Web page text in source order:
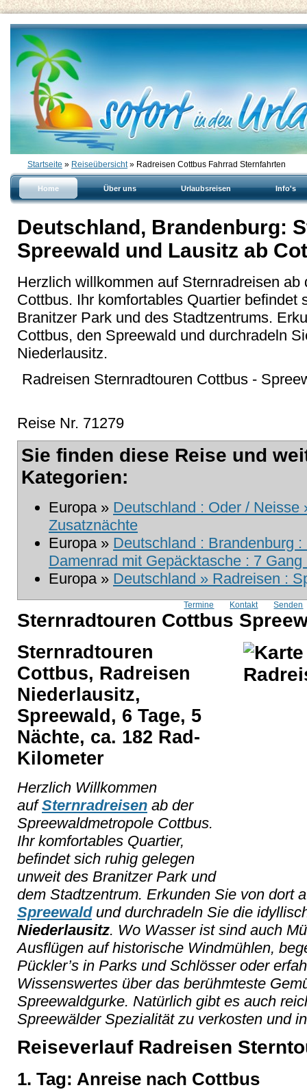
Startseite » Reiseübersicht» Radreisen Cottbus Fahrrad Sternfahrten
Home Über uns Urlaubsreisen Info's
Deutschland, Brandenburg:
Spreewald und Lausitz ab
Herzlich willkommen auf Sternradreisen ab
Cottbus. Ihr komfortables Quartier befindet
Branitzer Park und des Stadtzentrums.
Cottbus, den Spreewald und durchradeln
Niederlausitz.
Radreisen Sternradtouren Cottbus -
Reise Nr. 71279
Sie finden diese Reise und
Kategorien:
Europa » Deutschland : Oder / Neisse
Zusatznächte
Europa » Deutschland : Brandenburg
Damenrad mit Gepäcktasche : 7
Europa » Deutschland » Radreisen :
Termine Kontakt Senden
Sternradtouren Cottbus
Sternradtouren
Cottbus, Radreisen
Niederlausitz,
Spreewald, 6 Tage, 5
Nächte, ca. 182 Rad-
Kilometer
Herzlich Willkommen
aufSternradreisen ab der
Spreewaldmetropole Cottbus.
Ihr komfortables Quartier,
befindet sich ruhig gelegen
unweit des Branitzer Park und
dem Stadtzentrum. Erkunden Sie von dort
Spreewald und durchradeln Sie die
Niederlausitz. Wo Wasser ist sind auch
Ausflügen auf historische Windmühlen,
Pückler’s in Parks und Schlösser oder
Wissenswertes über das berühmteste
Spreewaldgurke. Natürlich gibt es auch
Spreewälder Spezialität zu verkosten und
Reiseverlauf Radreisen
1. Tag: Anreise nach Cottbus